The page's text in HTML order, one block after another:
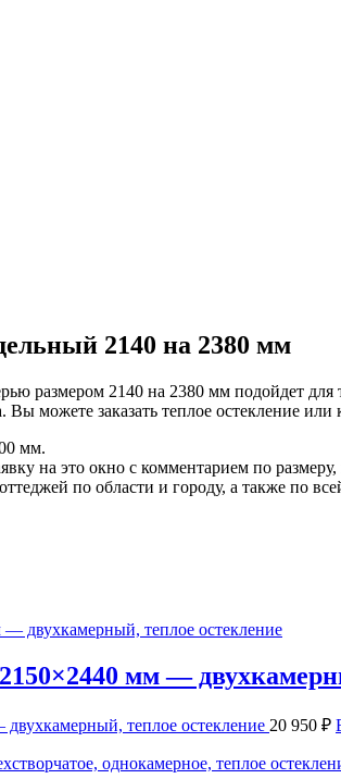
2140 на 2380 мм
размером 2140 на 2380 мм подойдет
Вы можете заказать теплое остекление
мм.
на это окно с комментарием по
по области и городу, а также по
мм —
теплое остекление 20 950 ₽